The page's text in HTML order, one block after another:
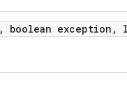
, boolean exception ,